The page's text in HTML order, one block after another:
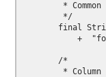
* Common
         */
final
+
        /*
* Column